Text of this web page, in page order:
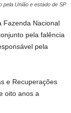
pela União e estado de SP
Fazenda Nacional
pela falência
pela
e Recuperações
oito anos a